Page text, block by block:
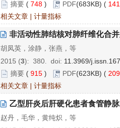
摘要 ( 748 ) PDF(683KB) (
相关文章 | 计量指标
非活动性肺结核对肺纤维化合
胡凤英，涂静，张燕，等
2015 (3): 380. doi: 11.3969/
摘要 ( 915 ) PDF(623KB) (
相关文章 | 计量指标
乙型肝炎后肝硬化患者食管静
赵丹，毛华，黄纯炽，等